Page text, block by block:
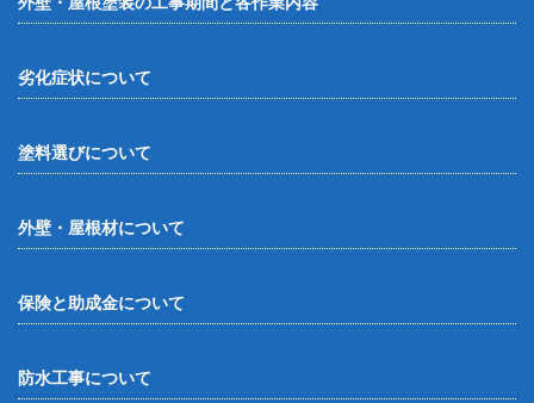
劣化症状について
塗料選びについて
外壁・屋根材について
保険と助成金について
防水工事について